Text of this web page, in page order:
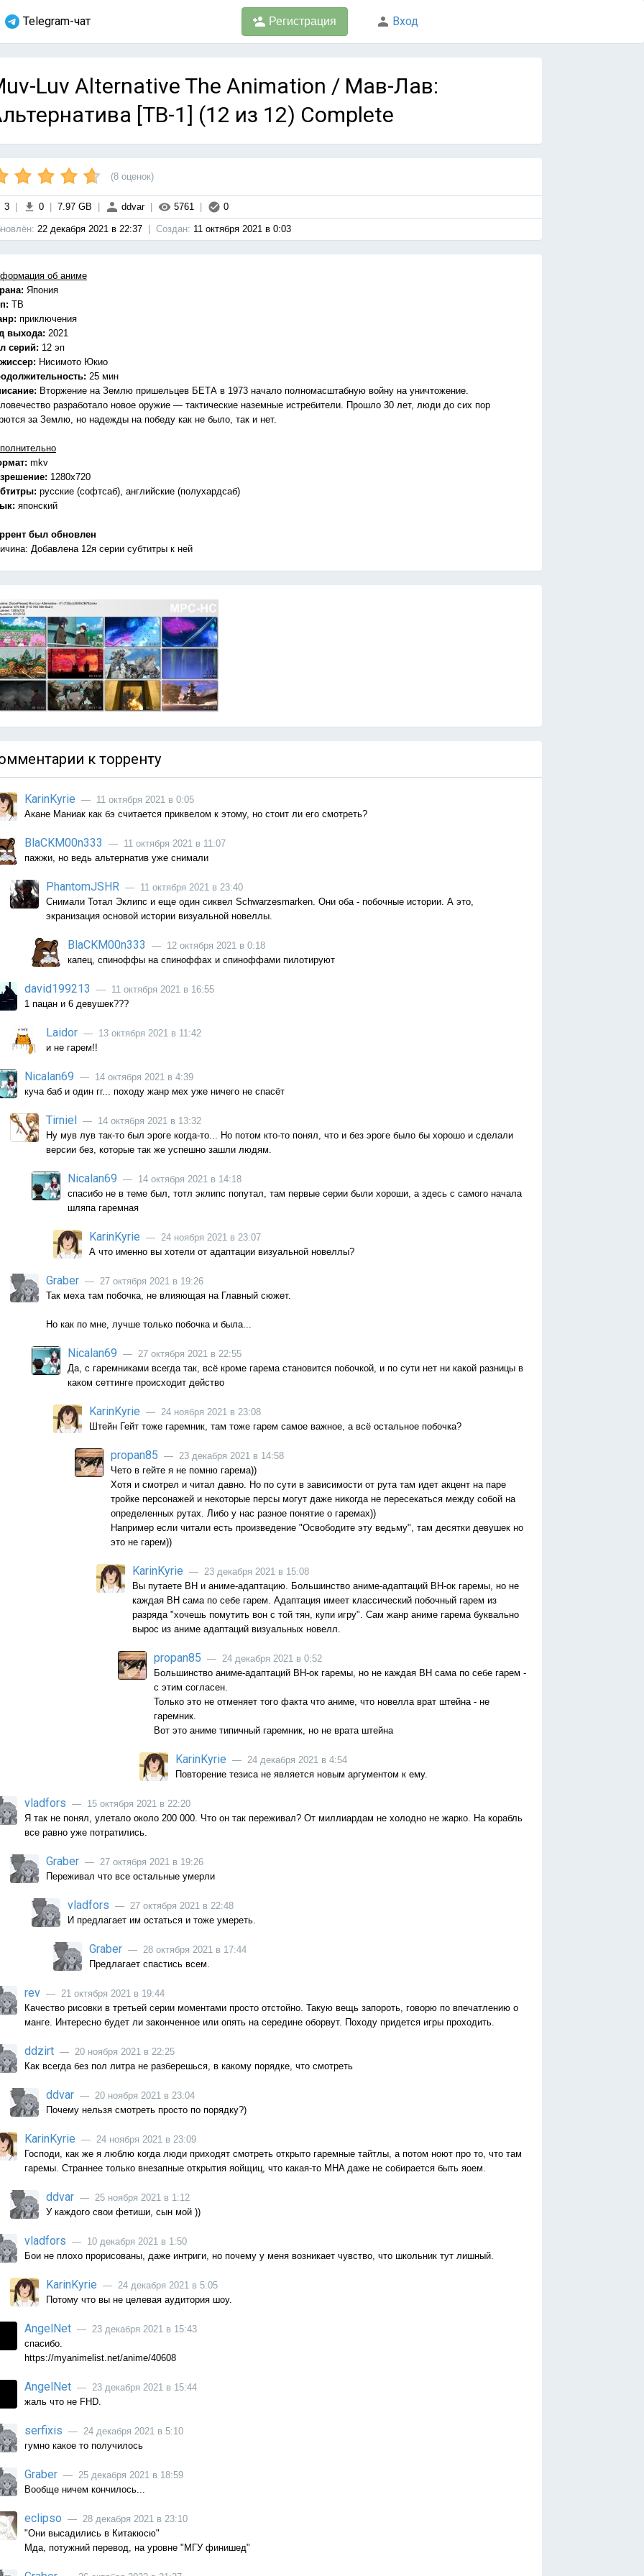
Telegram-чат Регистрация Вход
Luv Alternative The Animation / Мав-Лав:
[ТВ-1] (12 из 12) Complete
(8 оценок)
3 0 7.97 GB ddvar 5761 0
22 декабря 2021 в 22:37 Cоздан: 11 октября 2021 в 0:03
об аниме
Япония
ТВ
приключения
выхода: 2021
серий: 12 эп
Нисимото Юкио
25 мин
Вторжение на Землю пришельцев БЕТА в 1973 начало полномасштабную войну на уничтожение.
разработало новое оружие — тактические наземные истребители. Прошло 30 лет, люди до сих пор
за Землю, но надежды на победу как не было, так и нет.
mkv
1280x720
русские (софтсаб), английские (полухардсаб)
японский
был обновлен
Добавлена 12я серии субтитры к ней
к торренту
KarinKyrie — 11 октября 2021 в 0:05
Акане Маниак как бэ считается приквелом к этому, но стоит ли его смотреть?
BlaCKM00n333
— 11 октября 2021 в 11:07
пажжи, но ведь альтернатив уже снимали
PhantomJSHR — 11 октября 2021 в 23:40
Снимали Тотал Эклипс и еще один сиквел Schwarzesmarken. Они оба - побочные истории. А это,
экранизация основой истории визуальной новеллы.
BlaCKM00n333
— 12 октября 2021 в 0:18
капец, спиноффы на спиноффах и спиноффами пилотируют
david199213
— 11 октября 2021 в 16:55
1 пацан и 6 девушек???
Laidor — 13 октября 2021 в 11:42
и не гарем!!
Nicalan69 — 14 октября 2021 в 4:39
куча баб и один гг... походу жанр мех уже ничего не спасёт
Tirniel — 14 октября 2021 в 13:32
Ну мув лув так-то был эроге когда-то... Но потом кто-то понял, что и без эроге было бы хорошо и сделали
версии без, которые так же успешно зашли людям.
Nicalan69 — 14 октября 2021 в 14:18
спасибо не в теме был, тотл эклипс попутал, там первые серии были хороши, а здесь с самого начала
шляпа гаремная
KarinKyrie — 24 ноября 2021 в 23:07
А что именно вы хотели от адаптации визуальной новеллы?
Graber — 27 октября 2021 в 19:26
Так меха там побочка, не влияющая на Главный сюжет.
Но как по мне, лучше только побочка и была...
Nicalan69 — 27 октября 2021 в 22:55
Да, с гаремниками всегда так, всё кроме гарема становится побочкой, и по сути нет ни какой разницы в
каком сеттинге происходит действо
KarinKyrie — 24 ноября 2021 в 23:08
Штейн Гейт тоже гаремник, там тоже гарем самое важное, а всё остальное побочка?
propan85 — 23 декабря 2021 в 14:58
Чето в гейте я не помню гарема))
Хотя и смотрел и читал давно. Но по сути в зависимости от рута там идет акцент на паре
тройке персонажей и некоторые персы могут даже никогда не пересекаться между собой на
определенных рутах. Либо у нас разное понятие о гаремах))
Например если читали есть произведение "Освободите эту ведьму", там десятки девушек но
это не гарем))
KarinKyrie — 23 декабря 2021 в 15:08
Вы путаете ВН и аниме-адаптацию. Большинство аниме-адаптаций ВН-ок гаремы, но не
каждая ВН сама по себе гарем. Адаптация имеет классический побочный гарем из
разряда "хочешь помутить вон с той тян, купи игру". Сам жанр аниме гарема буквально
вырос из аниме адаптаций визуальных новелл.
propan85 — 24 декабря 2021 в 0:52
Большинство аниме-адаптаций ВН-ок гаремы, но не каждая ВН сама по себе гарем -
с этим согласен.
Только это не отменяет того факта что аниме, что новелла врат штейна - не
гаремник.
Вот это аниме типичный гаремник, но не врата штейна
KarinKyrie — 24 декабря 2021 в 4:54
Повторение тезиса не является новым аргументом к ему.
vladfors — 15 октября 2021 в 22:20
Я так не понял, улетало около 200 000. Что он так переживал? От миллиардам не холодно не жарко. На корабль
все равно уже потратились.
Graber — 27 октября 2021 в 19:26
Переживал что все остальные умерли
vladfors — 27 октября 2021 в 22:48
И предлагает им остаться и тоже умереть.
Graber — 28 октября 2021 в 17:44
Предлагает спастись всем.
rev — 21 октября 2021 в 19:44
Качество рисовки в третьей серии моментами просто отстойно. Такую вещь запороть, говорю по впечатлению о
манге. Интересно будет ли законченное или опять на середине оборвут. Походу придется игры проходить.
ddzirt — 20 ноября 2021 в 22:25
Как всегда без пол литра не разберешься, в какому порядке, что смотреть
ddvar — 20 ноября 2021 в 23:04
Почему нельзя смотреть просто по порядку?)
KarinKyrie — 24 ноября 2021 в 23:09
Господи, как же я люблю когда люди приходят смотреть открыто гаремные тайтлы, а потом ноют про то, что там
гаремы. Страннее только внезапные открытия яойщиц, что какая-то MHA даже не собирается быть яоем.
ddvar — 25 ноября 2021 в 1:12
У каждого свои фетиши, сын мой ))
vladfors — 10 декабря 2021 в 1:50
Бои не плохо прорисованы, даже интриги, но почему у меня возникает чувство, что школьник тут лишный.
KarinKyrie — 24 декабря 2021 в 5:05
Потому что вы не целевая аудитория шоу.
AngelNet — 23 декабря 2021 в 15:43
спасибо.
https://myanimelist.net/anime/40608
AngelNet — 23 декабря 2021 в 15:44
жаль что не FHD.
serfixis — 24 декабря 2021 в 5:10
гумно какое то получилось
Graber — 25 декабря 2021 в 18:59
Вообще ничем кончилось...
eclipso — 28 декабря 2021 в 23:10
"Они высадились в Китакюсю"
Мда, потужний перевод, на уровне "МГУ финишед"